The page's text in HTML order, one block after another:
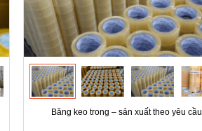
Băng keo trong – sản xuất theo yêu cầu